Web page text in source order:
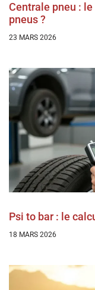
Centrale pneu :
pneus ?
23 MARS 2026
Psi to bar : le
18 MARS 2026